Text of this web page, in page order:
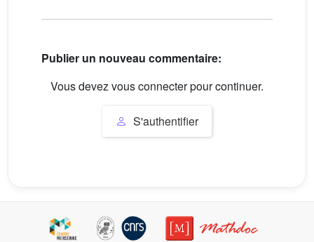
Publier un nouveau commentaire:
Vous devez vous connecter pour continuer.
S'authentifier